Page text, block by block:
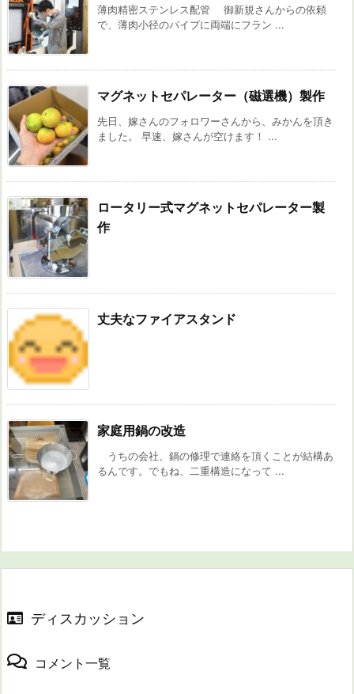
薄肉精密ステンレス配管 御新規さんからの依頼
で、薄肉小径のパイプに両端にフラン ...
マグネットセパレーター（磁選機）製作
先日、嫁さんのフォロワーさんから、みかんを頂き
ました。 早速、嫁さんが空けます！ ...
ロータリー式マグネットセパレーター製
作
丈夫なファイアスタンド
家庭用鍋の改造
うちの会社、鍋の修理で連絡を頂くことが結構あ
るんです。でもね、二重構造になって ...
ディスカッション
コメント一覧